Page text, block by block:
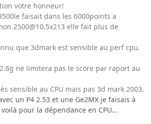
votre honneur!
faisait dans les 6000points a
2500@10.5x213 elle fait plus de
que 3dmark est sensible au perf cpu.
ne limitera pas le score par raport au
sensible au CPU mais pas 3d mark 2003.
un P4 2.53 et une Ge2MX je faisais à
pour la dépendance en CPU...